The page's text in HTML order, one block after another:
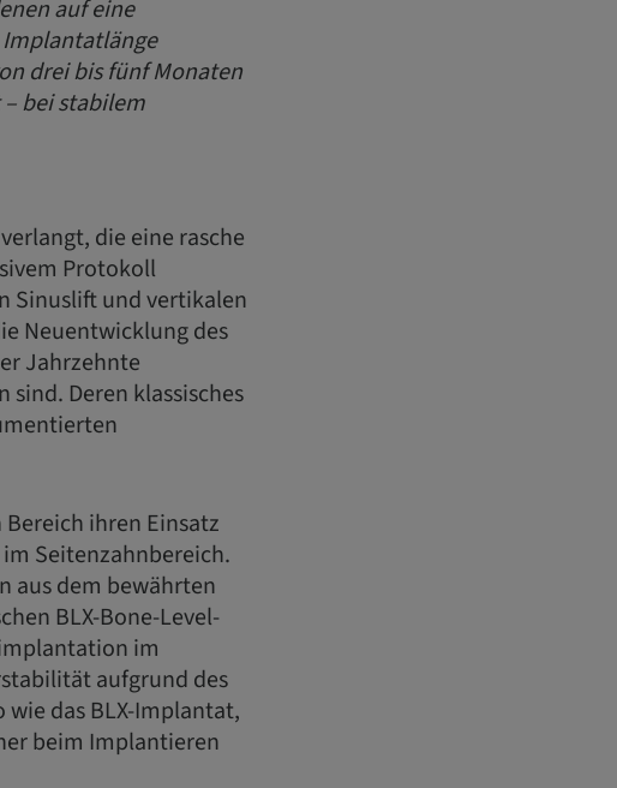
auf eine
drei bis fünf Monaten
bei stabilem
die eine rasche
Protokoll
Sinuslift und vertikalen
Neuentwicklung des
Jahrzehnte
Deren klassisches
ihren Einsatz
Seitenzahnbereich.
aus dem bewährten
BLX-Bone-Level-
im
aufgrund des
das BLX-Implantat,
beim Implantieren